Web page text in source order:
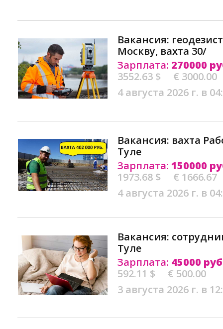
Вакансия:
Москву, вахта 30/
Зарплата: 270000
3552.63 $
€ 3000.00
4 августа 2026 г. в
Вакансия: вахта
Туле
Зарплата: 150000
1973.68 $
€ 1666.67
4 августа 2026 г. в
Вакансия:
Туле
Зарплата: 45000
592.11 $
€ 500.00
3 августа 2026 г. в